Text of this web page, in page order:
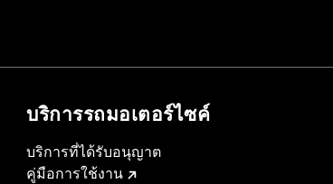
บริการรถมอเตอร์ไซค์​
บริการที่ได้รับอนุญาต
คู่มือการใช้งาน